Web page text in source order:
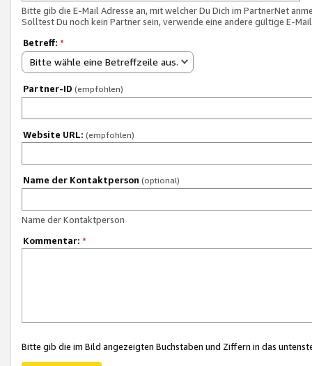
Bitte gib die E-Mail Adresse an, mit welcher Du Dich im PartnerNet
Solltest Du noch kein Partner sein, verwende eine andere gültige E-
Betreff: *
Bitte wähle eine Betreffzeile aus.
Partner-ID (empfohlen)
Website URL: (empfohlen)
Name der Kontaktperson (optional)
Name der Kontaktperson
Kommentar: *
Bitte gib die im Bild angezeigten Buchstaben und Ziffern in das